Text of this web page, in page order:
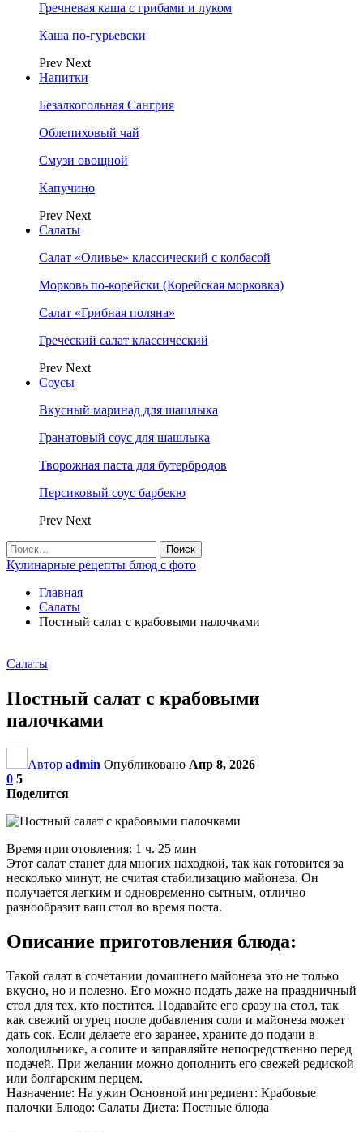
Гречневая каша с грибами и луком
Каша по-гурьевски
Prev Next
Напитки
Безалкогольная Сангрия
Облепиховый чай
Смузи овощной
Капучино
Prev Next
Салаты
Салат «Оливье» классический с колбасой
Морковь по-корейски (Корейская морковка)
Салат «Грибная поляна»
Греческий салат классический
Prev Next
Соусы
Вкусный маринад для шашлыка
Гранатовый соус для шашлыка
Творожная паста для бутербродов
Персиковый соус барбекю
Prev Next
Кулинарные рецепты блюд с фото
Главная
Салаты
Постный салат с крабовыми палочками
Салаты
Постный салат с крабовыми
палочками
Автор admin Опубликовано Апр 8, 2026
0 5
Поделится
Время приготовления: 1 ч. 25 мин
Этот салат станет для многих находкой, так как готовится за
несколько минут, не считая стабилизацию майонеза. Он
получается легким и одновременно сытным, отлично
разнообразит ваш стол во время поста.
Описание приготовления блюда:
Такой салат в сочетании домашнего майонеза это не только
вкусно, но и полезно. Его можно подать даже на праздничный
стол для тех, кто постится. Подавайте его сразу на стол, так
как свежий огурец после добавления соли и майонеза может
дать сок. Если делаете его заранее, храните до подачи в
холодильнике, а солите и заправляйте непосредственно перед
подачей. При желании можно дополнить его свежей редиской
или болгарским перцем.
Назначение: На ужин Основной ингредиент: Крабовые
палочки Блюдо: Салаты Диета: Постные блюда